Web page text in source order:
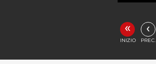
«
INIZIO
‹
PREC.